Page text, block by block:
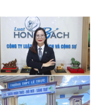
trí
sĩ
trang